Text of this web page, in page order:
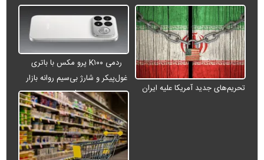
تحریم‌های جدید آمریکا علیه ایران
ردمی K۱۰۰ پرو مکس با باتری
غول‌پیکر و شارژ بی‌سیم روانه بازار
می‌شود